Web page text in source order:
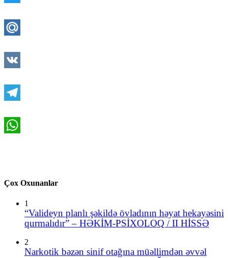
Çox Oxunanlar
1
“Valideyn planlı şəkildə övladının həyat hekayəsini
qurmalıdır” – HƏKİM-PSİXOLOQ / II HİSSƏ
2
Narkotik bəzən sinif otağına müəllimdən əvvəl